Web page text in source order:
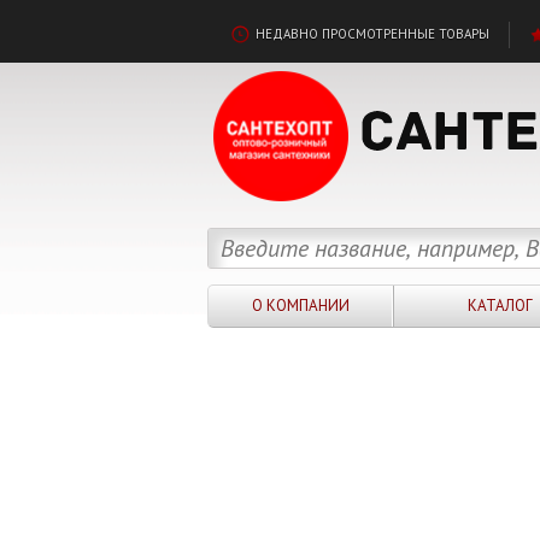
НЕДАВНО ПРОСМОТРЕННЫЕ ТОВАРЫ
О КОМПАНИИ КАТАЛОГ